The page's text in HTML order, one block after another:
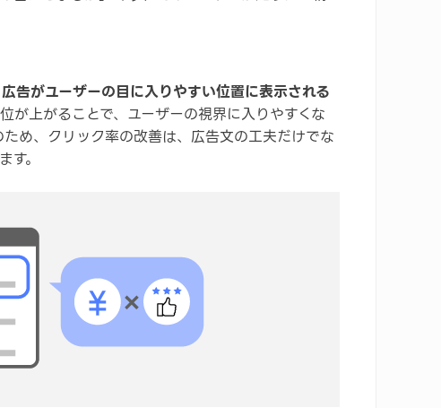
広告がユーザーの目に入りやすい位置に表示される
が上がることで、ユーザーの視界に入りやすくな
め、クリック率の改善は、広告文の工夫だけでな
。